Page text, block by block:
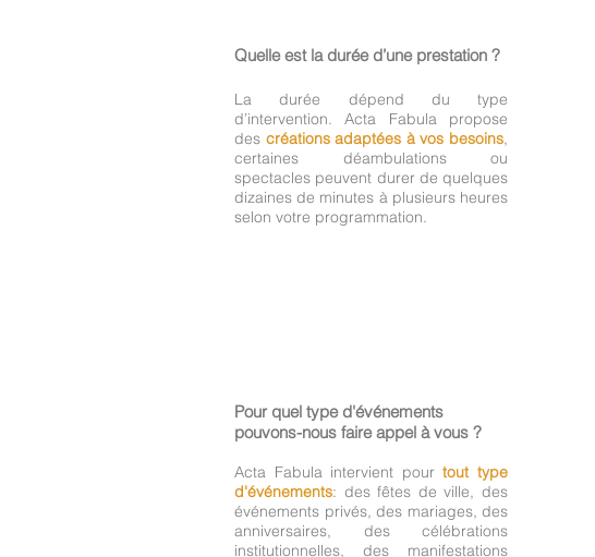
Quelle est la durée d’une prestation ?
La durée dépend du type
d’intervention. Acta Fabula propose
des créations adaptées à vos besoins,
certaines déambulations ou
spectacles peuvent durer de quelques
dizaines de minutes à plusieurs heures
selon votre programmation.
Pour quel type d'événements
pouvons-nous faire appel à vous ?
Acta Fabula intervient pourtout type
d'événements: des fêtes de ville, des
événements privés, des mariages, des
anniversaires, des célébrations
institutionnelles, des manifestations